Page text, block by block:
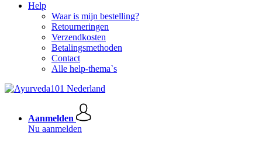
Help
Waar is mijn bestelling?
Retourneringen
Verzendkosten
Betalingsmethoden
Contact
Alle help-thema`s
Aanmelden
Nu aanmelden